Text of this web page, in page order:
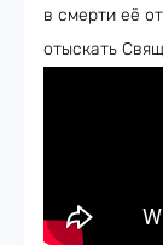
в смерти её
отыскать